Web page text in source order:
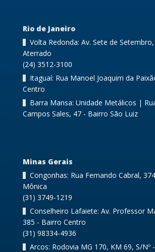
Rio de Janeiro
Volta Redonda: Av. Sete de
Aterrado
(24) 3512-3100
Itaguaí: Rua Manoel Joaquim da
Centro
Barra Mansa: Unidade Metálicos |
Campos Sales, 47 - Bairro São Luiz
Minas Gerais
Congonhas: Rua Fernando Cabral,
Mônica
(31) 3749-1219
Conselheiro Lafaiete: Av. Professor
385 - Bairro Centro
(31) 98334-4936
Arcos: Rodovia MG 170, KM 69, S/Nº